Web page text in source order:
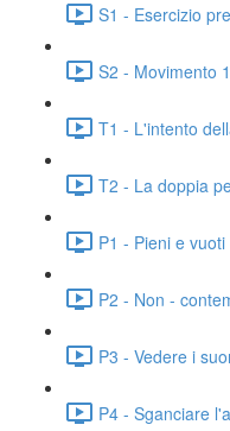
S1 - Esercizio
S2 - Movimento
T1 - L'intento
T2 - La doppia
P1 - Pieni e
P2 - Non -
P3 - Vedere i
P4 - Sganciare